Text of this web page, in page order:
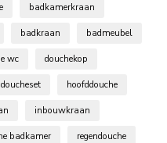
badkamerkraan
badkraan badmeubel
wc douchekop
doucheset hoofddouche
inbouwkraan
badkamer regendouche